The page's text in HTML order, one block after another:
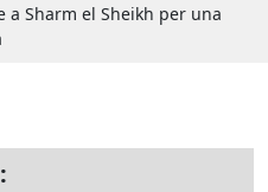
a Sharm el Sheikh per una